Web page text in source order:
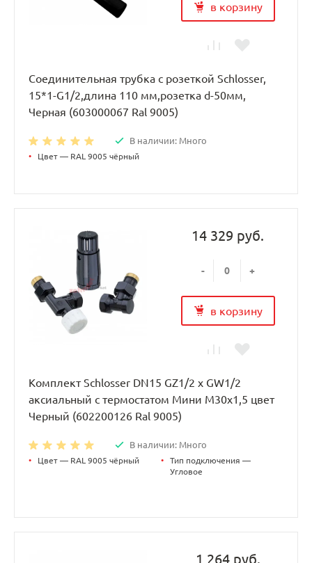
в корзину
Соединительная трубка с розеткой Schlosser,
15*1-G1/2,длина 110 мм,розетка d-50мм,
Черная (603000067 Ral 9005)
В наличии: Много
• Цвет — RAL 9005 чёрный
14 329 руб.
- +
в корзину
Комплект Schlosser DN15 GZ1/2 x GW1/2
аксиальный с термостатом Мини M30x1,5 цвет
Черный (602200126 Ral 9005)
В наличии: Много
• Цвет — RAL 9005 чёрный •
Тип подключения —
Угловое
1 264 руб.